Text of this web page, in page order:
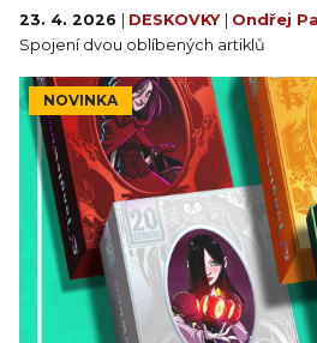
23. 4. 2026 DESKOVKY Ondřej
Spojení dvou oblíbených artiklů
NOVINKA